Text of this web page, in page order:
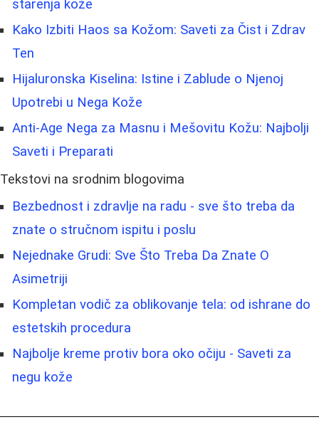
starenja kože
Kako Izbiti Haos sa Kožom: Saveti za Čist i Zdrav
Ten
Hijaluronska Kiselina: Istine i Zablude o Njenoj
Upotrebi u Nega Kože
Anti-Age Nega za Masnu i Mešovitu Kožu: Najbolji
Saveti i Preparati
Tekstovi na srodnim blogovima
Bezbednost i zdravlje na radu - sve što treba da
znate o stručnom ispitu i poslu
Nejednake Grudi: Sve Što Treba Da Znate O
Asimetriji
Kompletan vodič za oblikovanje tela: od ishrane do
estetskih procedura
Najbolje kreme protiv bora oko očiju - Saveti za
negu kože